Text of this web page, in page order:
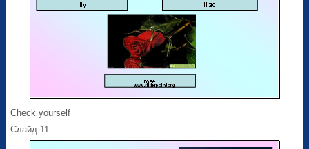
Check yourself
Слайд 11